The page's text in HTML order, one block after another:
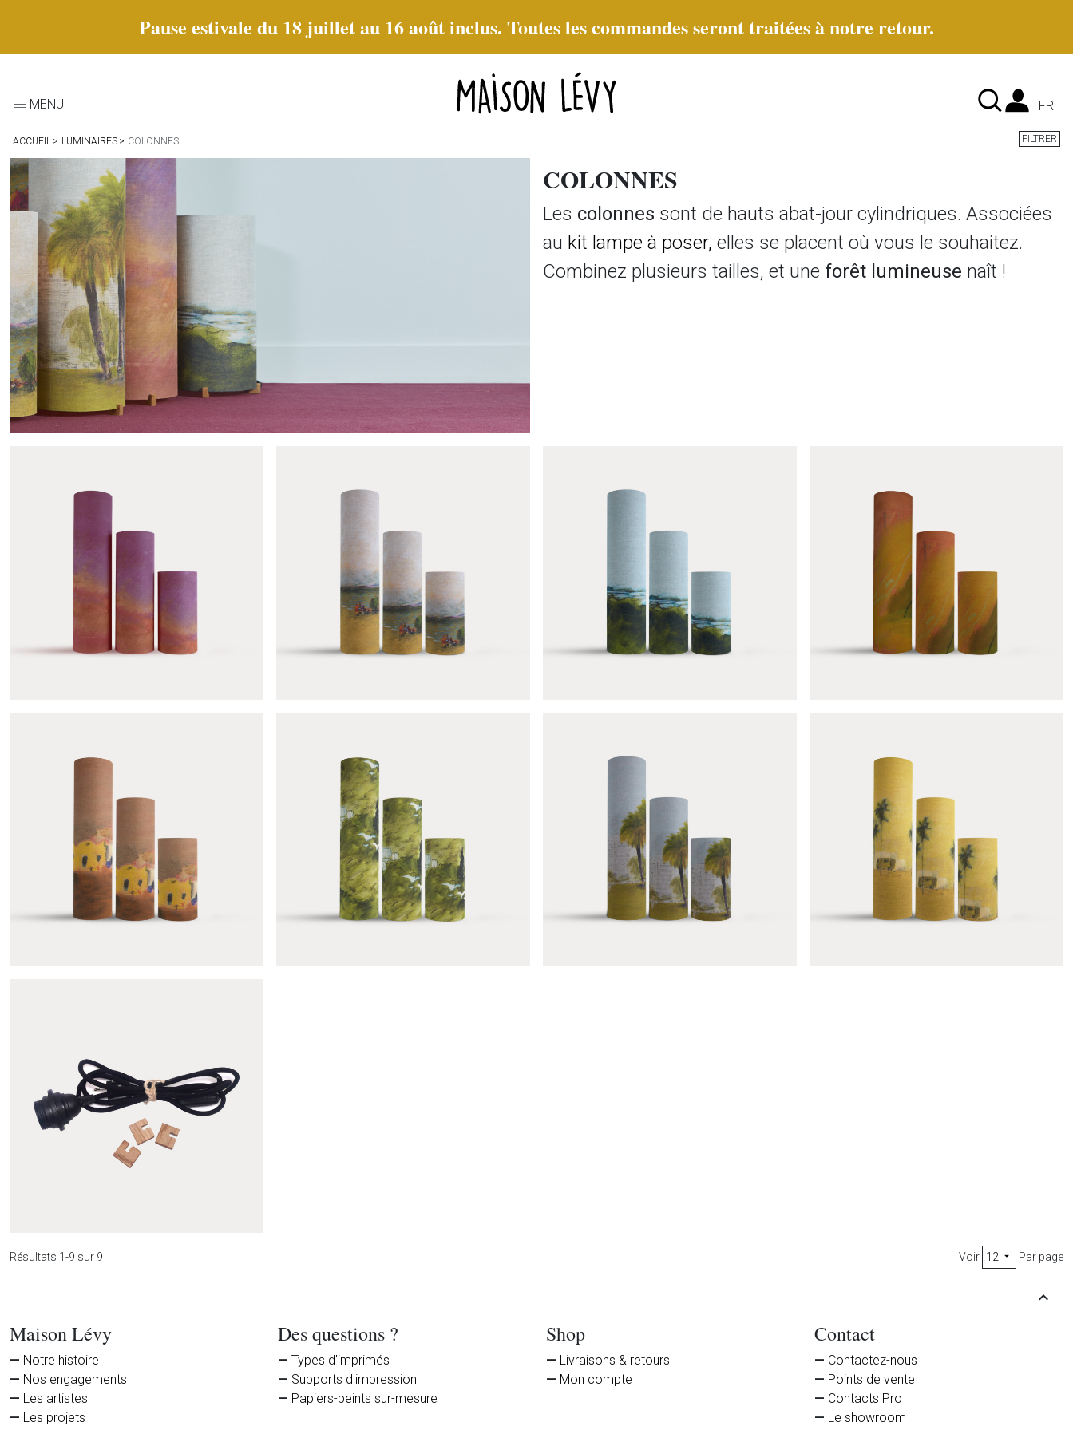
Pause estivale du 18 juillet au 16 août inclus. Toutes les commandes seront traitées à notre retour.
MENU FR
ACCUEIL LUMINAIRES COLONNES FILTRER
COLONNES
Les colonnes sont de hauts abat-jour cylindriques. Associées
au kit lampe à poser, elles se placent où vous le souhaitez.
Combinez plusieurs tailles, et une forêt lumineuse naît !
Colonne Flow mandarine Colonne La plage Colonne Au loin Colonne Feuille sur la falaise
Colonne Cabo verde
Kit lampe à poser
Résultats 1-9 sur 9 Voir 12  Par page
Haut

Maison Lévy
Notre histoire
Nos engagements
Les artistes
Les projets
Des questions ?
Types d'imprimés
Supports d'impression
Papiers-peints sur-mesure
Shop
Livraisons & retours
Mon compte
Contact
Contactez-nous
Points de vente
Contacts Pro
Le showroom